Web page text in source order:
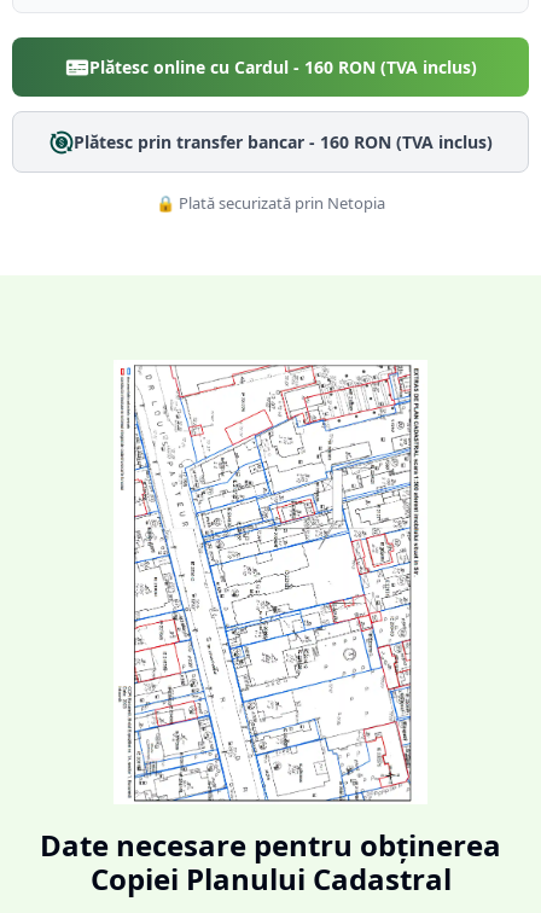
Plătesc online cu Cardul - 160RON (TVA inclus)
Plătesc prin transfer bancar - 160RON (TVA inclus)
🔒 Plată securizată prin Netopia
Date necesare pentru obținerea
Copiei Planului Cadastral